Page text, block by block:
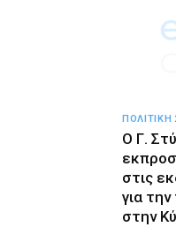
Ο Γ.
στις
για
στην
ΠΟΛΙΤΙΚΗ